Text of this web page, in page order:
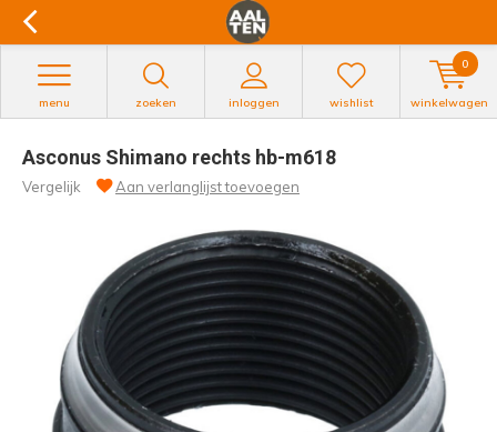
zoeken inloggen
menu wishlist winkelwagen
0
Asconus Shimano rechts hb-m618
Vergelijk Aan verlanglijst toevoegen